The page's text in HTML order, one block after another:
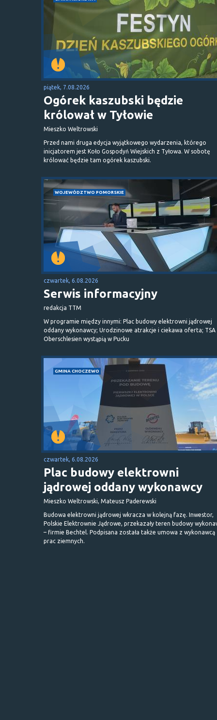
piątek, 7.08.2026
Ogórek kaszubski będzie
królował w Tyłowie
Mieszko Weltrowski
Przed nami druga edycja wyjątkowego wydarzenia, którego
inicjatorem jest Koło Gospodyń Wiejskich z Tyłowa. W sobotę
królować będzie tam ogórek kaszubski.
WOJEWÓDZTWO POMORSKIE
czwartek, 6.08.2026
Serwis informacyjny
redakcja TTM
W programie między innymi: Plac budowy elektrowni jądrowej
oddany wykonawcy; Urodzinowe atrakcje i ciekawa oferta; TSA
Oberschlesien wystąpią w Pucku
GMINA CHOCZEWO
czwartek, 6.08.2026
Plac budowy elektrowni
jądrowej oddany wykonawcy
Mieszko Weltrowski, Mateusz Paderewski
Budowa elektrowni jądrowej wkracza w kolejną fazę. Inwestor,
Polskie Elektrownie Jądrowe, przekazały teren budowy
– firmie Bechtel. Podpisana została także umowa z wykonawcą
prac ziemnych.